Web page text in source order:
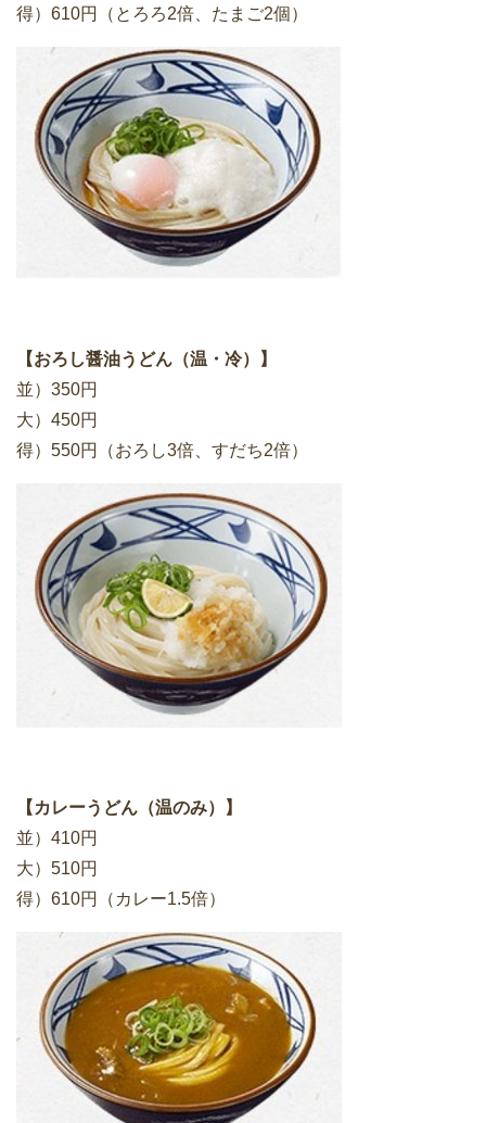
得）610円（とろろ2倍、たまご2個）
【おろし醤油うどん（温・冷）】
並）350円
大）450円
得）550円（おろし3倍、すだち2倍）
【カレーうどん（温のみ）】
並）410円
大）510円
得）610円（カレー1.5倍）